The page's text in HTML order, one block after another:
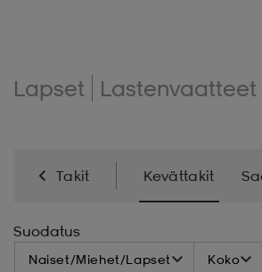
Lapset Lastenvaatteet
Takit Kevättakit
Syystakit
Suodatus
Naiset/Miehet/Lapset Koko